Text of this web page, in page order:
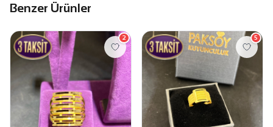
Benzer Ürünler
2 5